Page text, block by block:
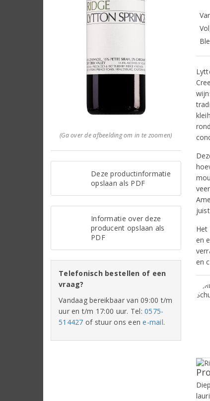
(Ga over de afbeelding om in te zoomen)
Deze productinformatie
opslaan als PDF
Informatie over deze
producent opslaan als
PDF
Telefonisch bestellen of een
vraag?
Vandaag bereikbaar van 09:00 t/m
uur en t/m 17:00 uur. Tel:0575-
514427 of stuur ons eene-mail.
en
en